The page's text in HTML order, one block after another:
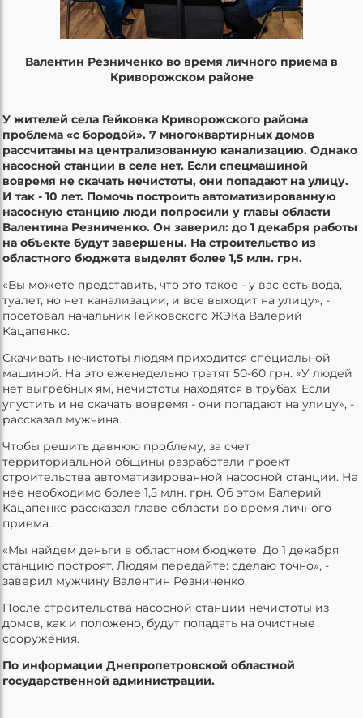
Валентин Резниченко во время личного приема в
Криворожском районе
У жителей села Гейковка Криворожского района
проблема «с бородой». 7 многоквартирных домов
рассчитаны на централизованную канализацию. Однако
насосной станции в селе нет. Если спецмашиной
вовремя не скачать нечистоты, они попадают на улицу.
И так - 10 лет. Помочь построить автоматизированную
насосную станцию люди попросили у главы области
Валентина Резниченко. Он заверил: до 1 декабря работы
на объекте будут завершены. На строительство из
областного бюджета выделят более 1,5 млн. грн.
«Вы можете представить, что это такое - у вас есть вода,
туалет, но нет канализации, и все выходит на улицу», -
посетовал начальник Гейковского ЖЭКа Валерий
Кацапенко.
Скачивать нечистоты людям приходится специальной
машиной. На это еженедельно тратят 50-60 грн. «У людей
нет выгребных ям, нечистоты находятся в трубах. Если
упустить и не скачать вовремя - они попадают на улицу», -
рассказал мужчина.
Чтобы решить давнюю проблему, за счет
территориальной общины разработали проект
строительства автоматизированной насосной станции. На
нее необходимо более 1,5 млн. грн. Об этом Валерий
Кацапенко рассказал главе области во время личного
приема.
«Мы найдем деньги в областном бюджете. До 1 декабря
станцию построят. Людям передайте: сделаю точно», -
заверил мужчину Валентин Резниченко.
После строительства насосной станции нечистоты из
домов, как и положено, будут попадать на очистные
сооружения.
По информации Днепропетровской областной
государственной администрации.